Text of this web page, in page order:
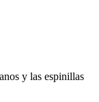
y las espinillas